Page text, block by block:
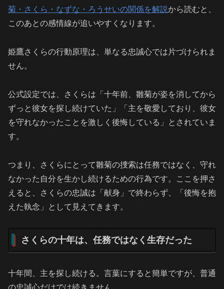
菊・さくら・なずな・ろうせいの関係を解説から読むと、
このあとの感情線が追いやすくなります。
姫鷹さくらの行動原理は、単なる忠誠心では片づけられま
せん。
公式設定では、さくらは「十年前、雛菊が姿を消してから
ずっと彼女を探し続けていた」「主を敬愛しており、彼女
を守れなかったことを激しく後悔している」とされていま
す。
つまり、さくらにとって雛菊の捜索は任務ではなく、守れ
なかった自分を生かし続けるための行為です。ここを押さ
えると、さくらの忠誠は「献身」で終わらず、「後悔を抱
えた執念」として見えてきます。
さくらの十年は、任務ではなく生存だった
十年間、主を探し続ける。言葉にすると簡単ですが、普通